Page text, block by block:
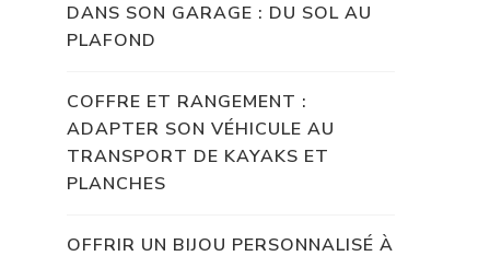
DANS SON GARAGE : DU SOL AU
PLAFOND
COFFRE ET RANGEMENT :
ADAPTER SON VÉHICULE AU
TRANSPORT DE KAYAKS ET
PLANCHES
OFFRIR UN BIJOU PERSONNALISÉ À